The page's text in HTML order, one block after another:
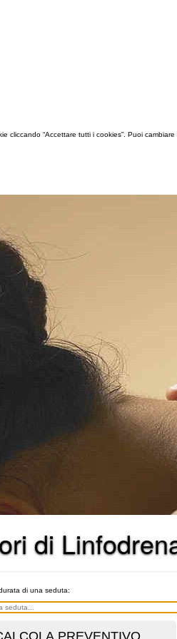
cliccando “Accettare tutti i cookies”. Puoi cambiare
di
di una seduta: